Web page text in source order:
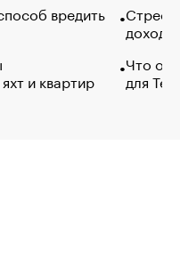
вредить
и квартир
Что
для